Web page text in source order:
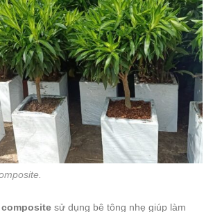
sử dụng bê tông nhẹ giúp làm